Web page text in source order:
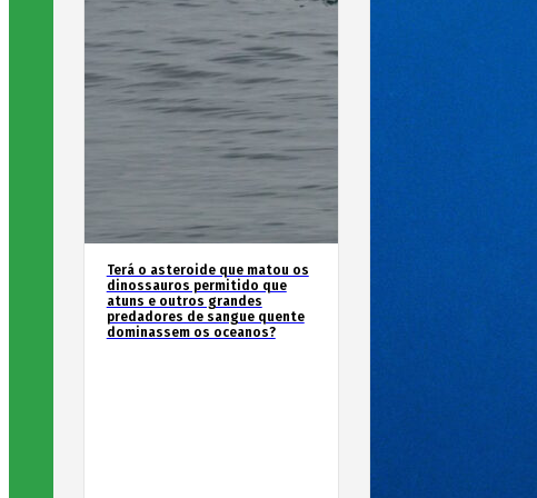
Terá o asteroide que matou os
dinossauros permitido que
atuns e outros grandes
predadores de sangue quente
dominassem os oceanos?